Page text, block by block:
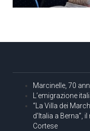
Marcinelle, 70
L’emigrazione
“La Villa dei
d’Italia a Berna”,
Cortese